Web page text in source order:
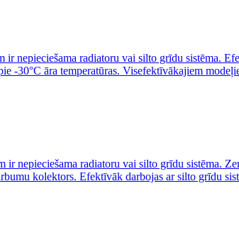
ir nepieciešama radiatoru vai silto grīdu sistēma.
-30°C āra temperatūras. Visefektīvākajiem
ir nepieciešama radiatoru vai silto grīdu sistēma.
kolektors. Efektīvāk darbojas ar silto grīdu